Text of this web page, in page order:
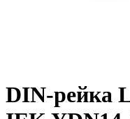
DIN-рейка